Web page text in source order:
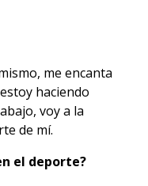
me encanta
haciendo
voy a la
de mí.
el deporte?